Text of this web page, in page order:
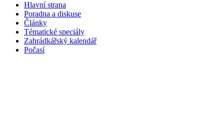
Hlavní strana
Poradna a diskuse
Články
Tématické speciály
Zahrádkářský kalendář
Počasí